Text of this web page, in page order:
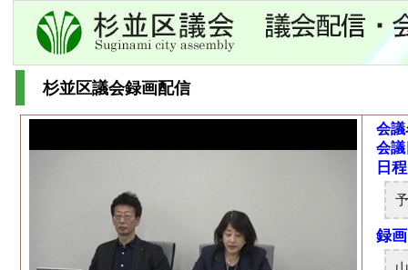
杉並区議会録画配信
会
会